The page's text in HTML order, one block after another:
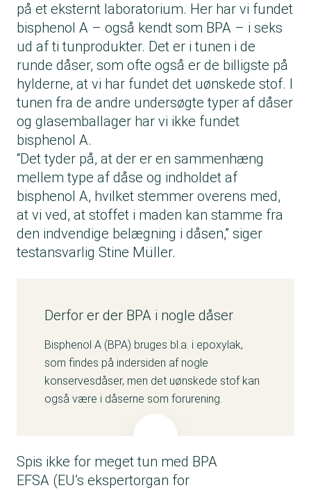
på et eksternt laboratorium. Her har vi fundet
bisphenol A – også kendt som BPA – i seks
ud af ti tunprodukter. Det er i tunen i de
runde dåser, som ofte også er de billigste på
hylderne, at vi har fundet det uønskede stof. I
tunen fra de andre undersøgte typer af dåser
og glasemballager har vi ikke fundet
bisphenol A.
“Det tyder på, at der er en sammenhæng
mellem type af dåse og indholdet af
bisphenol A, hvilket stemmer overens med,
at vi ved, at stoffet i maden kan stamme fra
den indvendige belægning i dåsen,” siger
testansvarlig Stine Müller.
Derfor er der BPA i nogle dåser
Bisphenol A (BPA) bruges bl.a. i epoxylak,
som findes på indersiden af nogle
konservesdåser, men det uønskede stof kan
også være i dåserne som forurening.
Spis ikke for meget tun med BPA
EFSA (EU’s ekspertorgan for